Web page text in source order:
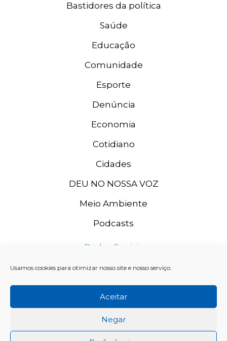
Usamos cookies para otimizar nosso site e nosso serviço.
Aceitar
Negar
Bastidores da política
Saúde
Educação
Comunidade
Esporte
Denúncia
Economia
Cotidiano
Cidades
DEU NO NOSSA VOZ
Meio Ambiente
Podcasts
Redes Sociais